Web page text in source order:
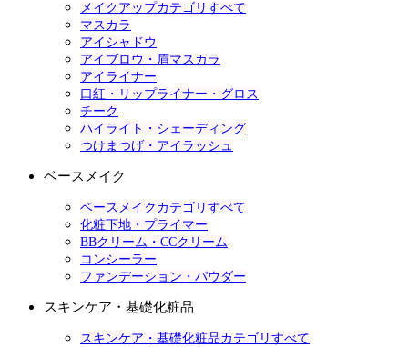
メイクアップカテゴリすべて
マスカラ
アイシャドウ
アイブロウ・眉マスカラ
アイライナー
口紅・リップライナー・グロス
チーク
ハイライト・シェーディング
つけまつげ・アイラッシュ
ベースメイク
ベースメイクカテゴリすべて
化粧下地・プライマー
BBクリーム・CCクリーム
コンシーラー
ファンデーション・パウダー
スキンケア・基礎化粧品
スキンケア・基礎化粧品カテゴリすべて